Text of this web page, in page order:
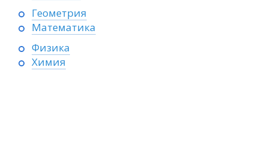
Геометрия
Математика
Физика
Химия